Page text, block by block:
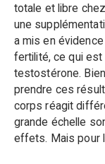
totale et libre
une
a mis en
fertilité, ce qui est
testostérone.
prendre ces
corps réagit
grande échelle
effets. Mais pour